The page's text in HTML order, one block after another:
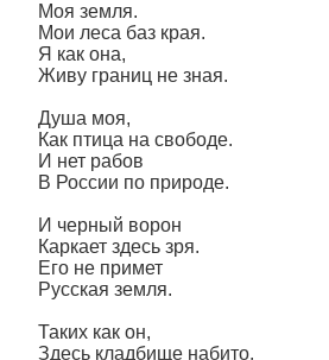
Моя земля.
Мои леса баз края.
Я как она,
Живу границ не зная.
Душа моя,
Как птица на свободе.
И нет рабов
В России по природе.
И черный ворон
Каркает здесь зря.
Его не примет
Русская земля.
Таких как он,
Здесь кладбище набито.